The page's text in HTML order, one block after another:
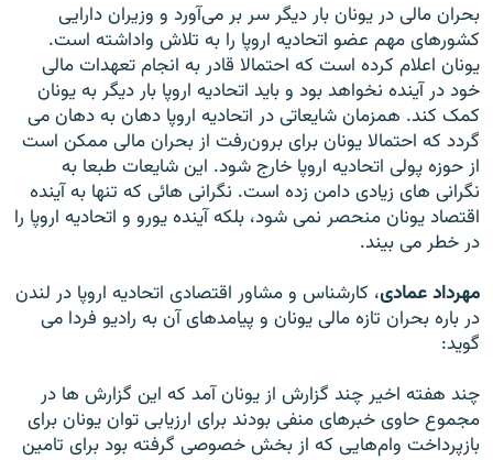
بحران مالى در یونان بار دیگر سر بر می‌آورد و وزیران دارایى
کشورهاى مهم عضو اتحادیه اروپا را به تلاش واداشته است.
یونان اعلام کرده است که احتمالا قادر به انجام تعهدات مالى
خود در آینده نخواهد بود و باید اتحادیه اروپا بار دیگر به یونان
کمک کند. همزمان شایعاتى در اتحادیه اروپا دهان به دهان مى
گردد که احتمالا یونان براى برون‌رفت از بحران مالى ممکن است
از حوزه پولى اتحادیه اروپا خارج شود. این شایعات طبعا به
نگرانى هاى زیادى دامن زده است. نگرانى هائى که تنها به آینده
اقتصاد یونان منحصر نمى شود، بلکه آینده یورو و اتحادیه اروپا را
در خطر مى بیند.
مهرداد عمادى، کارشناس و مشاور اقتصادى اتحادیه اروپا در لندن
در باره بحران تازه مالى یونان و پیامدهاى آن به رادیو فردا مى
گوید:
چند هفته اخیر چند گزارش از یونان آمد که این گزارش ها در
مجموع حاوى خبرهاى منفى بودند براى ارزیابى توان یونان براى
بازپرداخت وام‌هایى که از بخش خصوصى گرفته بود براى تامین